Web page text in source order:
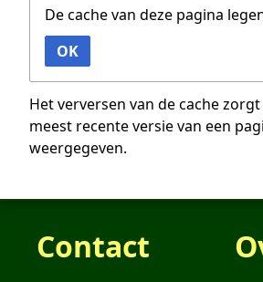
De cache van deze pagina
OK
Het verversen van de cache
meest recente versie van een
weergegeven.
Contact